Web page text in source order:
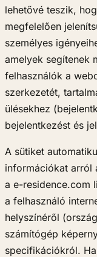
lehetővé teszik,
megfelelően
személyes
amelyek segítenek
felhasználók a
szerkezetét,
ülésekhez
bejelentkezést és
A sütiket
információkat arról
a e-residence.com
a felhasználó
helyszínéről
számítógép
specifikációkról.